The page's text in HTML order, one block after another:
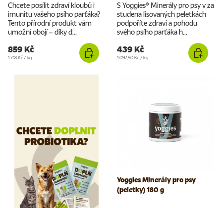
Chcete posílit zdraví kloubů i
imunitu vašeho psího parťáka?
Tento přírodní produkt vám
umožní obojí – díky d...
859 Kč
Cena za jednotku
1.718 Kč /kg
S Yoggies® Minerály pro psy v za
studena lisovaných peletkách
podpoříte zdraví a pohodu
svého psího parťáka h...
439 Kč
Cena za jednotku
1.097,50 Kč /kg
Yoggies Minerály pro psy
(peletky) 180 g